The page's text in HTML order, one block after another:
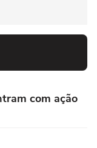
com ação